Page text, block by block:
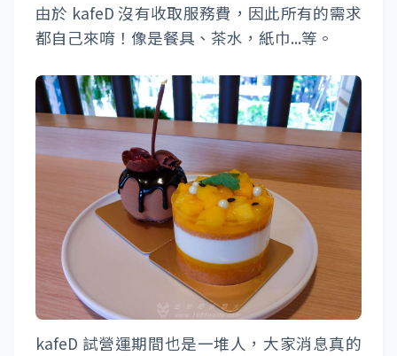
由於 kafeD 沒有收取服務費，因此所有的需求
都自己來唷！像是餐具、茶水，紙巾...等。
kafeD 試營運期間也是一堆人，大家消息真的